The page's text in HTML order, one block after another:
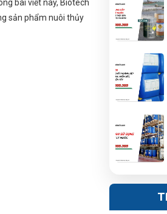
bài viết này, Biotech
sản phẩm nuôi thủy